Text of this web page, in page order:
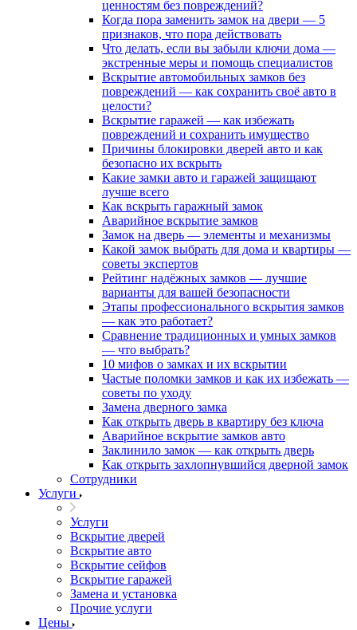
ценностям без повреждений?
Когда пора заменить замок на двери — 5
признаков, что пора действовать
Что делать, если вы забыли ключи дома —
экстренные меры и помощь специалистов
Вскрытие автомобильных замков без
повреждений — как сохранить своё авто в
целости?
Вскрытие гаражей — как избежать
повреждений и сохранить имущество
Причины блокировки дверей авто и как
безопасно их вскрыть
Какие замки авто и гаражей защищают
лучше всего
Как вскрыть гаражный замок
Аварийное вскрытие замков
Замок на дверь — элементы и механизмы
Какой замок выбрать для дома и квартиры —
советы экспертов
Рейтинг надёжных замков — лучшие
варианты для вашей безопасности
Этапы профессионального вскрытия замков
— как это работает?
Сравнение традиционных и умных замков
— что выбрать?
10 мифов о замках и их вскрытии
Частые поломки замков и как их избежать —
советы по уходу
Замена дверного замка
Как открыть дверь в квартиру без ключа
Аварийное вскрытие замков авто
Заклинило замок — как открыть дверь
Как открыть захлопнувшийся дверной замок
Сотрудники
Услуги
Услуги
Вскрытие дверей
Вскрытие авто
Вскрытие сейфов
Вскрытие гаражей
Замена и установка
Прочие услуги
Цены